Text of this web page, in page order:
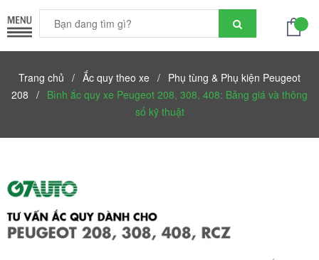
Trang chủ / Ắc quy theo xe / Phụ tùng & Phụ kiện Peugeot
208 / Bình ắc quy xe Peugeot 208, 308, 408: Bảng giá và thông
số kỹ thuật